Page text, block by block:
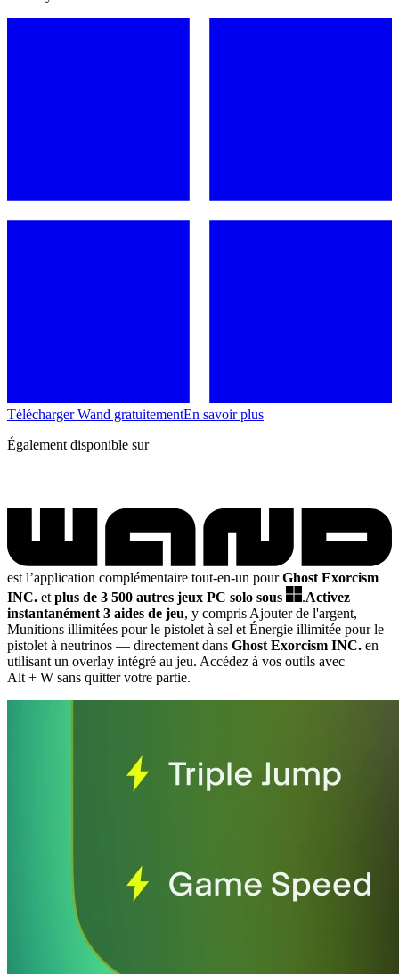
Télécharger Wand gratuitementEn savoir plus
Également disponible sur
est l’application complémentaire tout-en-un pourGhost Exorcism
INC. et plus de 3 500 autres jeux PC solo sous .Activez
instantanément 3 aides de jeu, y compris Ajouter de l'argent,
Munitions illimitées pour le pistolet à sel et Énergie illimitée pour le
pistolet à neutrinos — directement dans Ghost Exorcism INC. en
utilisant un overlay intégré au jeu. Accédez à vos outils avec
Alt + W sans quitter votre partie.